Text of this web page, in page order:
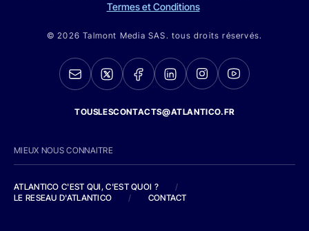
Termes et Conditions
© 2026 Talmont Media SAS. tous droits réservés.
TOUSLESCONTACTS@ATLANTICO.FR
MIEUX NOUS CONNAITRE
ATLANTICO C'EST QUI, C'EST QUOI ?
/
LE RESEAU D'ATLANTICO
/ CONTACT